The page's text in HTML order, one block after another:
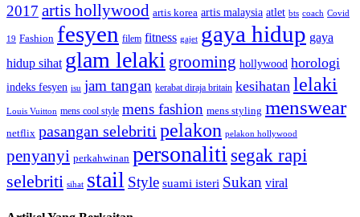
2017 artis hollywood artis korea artis malaysia atlet bts coach Covid
19 Fashion fesyen filem fitness gajet gaya hidup gaya
hidup sihat glam lelaki grooming hollywood horologi
indeks fesyen isu jam tangan kerabat diraja britain kesihatan lelaki
Louis Vuitton mens cool style mens fashion mens styling menswear
netflix pasangan selebriti pelakon pelakon hollywood
penyanyi perkahwinan personalitisegak rapi
selebriti sihat stail Style suami isteri Sukan viral